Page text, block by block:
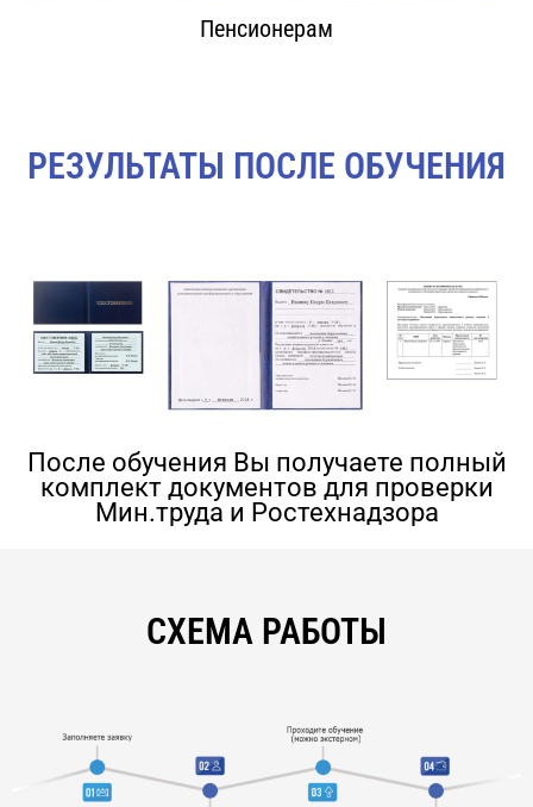
Пенсионерам
РЕЗУЛЬТАТЫ ПОСЛЕ ОБУЧЕНИЯ
После обучения Вы получаете полный
комплект документов для проверки
Мин.труда и Ростехнадзора
СХЕМА РАБОТЫ